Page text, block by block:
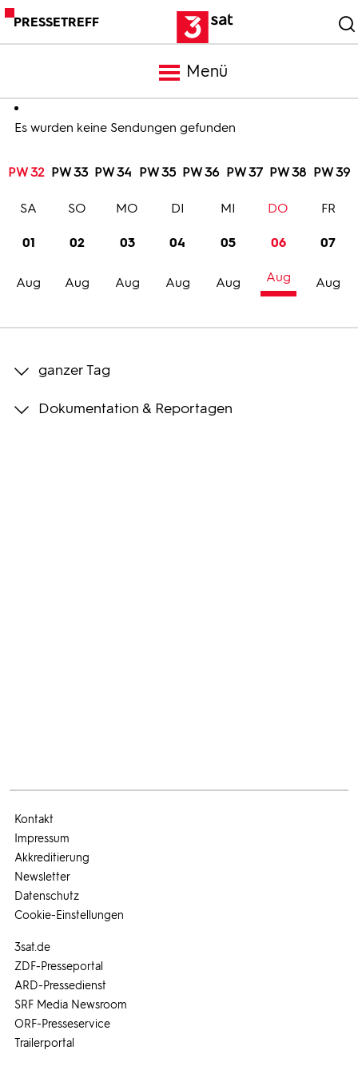
PRESSETREFF
Menü
Meldungen
Programm
Trailer
Bilder
Es wurden keine Sendungen gefunden
PW 32 PW 33 PW 34 PW 35 PW 36 PW 37 PW 38 PW 39
01
Aug
SA
02
Aug
SO
03
Aug
MO
04
Aug
DI
05
Aug
MI
06
Aug
DO
07
Aug
FR
ganzer Tag
Dokumentation & Reportagen
3sat.de
ZDF-Presseportal
ARD-Pressedienst
SRF Media Newsroom
ORF-Presseservice
Trailerportal
Kontakt
Impressum
Akkreditierung
Newsletter
Datenschutz
Cookie-Einstellungen